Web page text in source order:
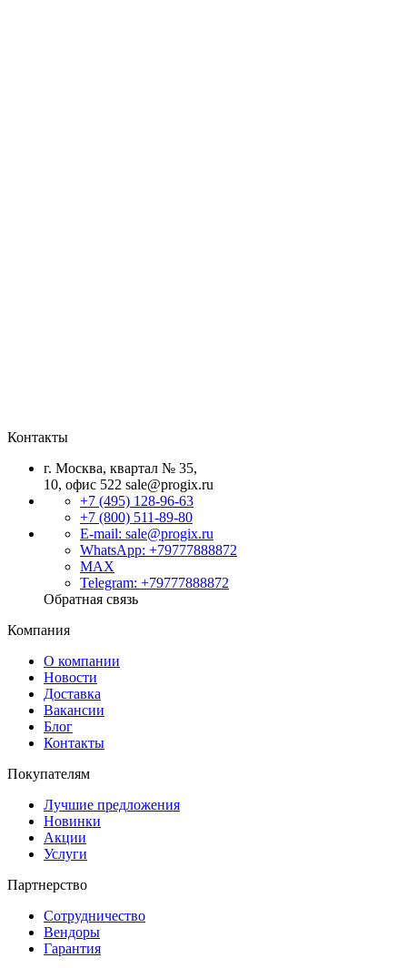
Контакты
г. Москва, квартал № 35,
10, офис 522 sale@progix.ru
+7 (495) 128-96-63
+7 (800) 511-89-80
E-mail: sale@progix.ru
WhatsApp: +79777888872
MAX
Telegram: +79777888872
Обратная связь
Компания
О компании
Новости
Доставка
Вакансии
Блог
Контакты
Покупателям
Лучшие предложения
Новинки
Акции
Услуги
Партнерство
Сотрудничество
Вендоры
Гарантия